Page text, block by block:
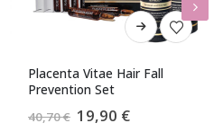
Placenta Vitae Hair Fall
Prevention Set
40,70€ Algne
19,90 €Praegune